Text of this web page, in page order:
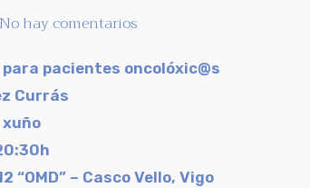
No hay comentarios
para pacientes oncolóxic@s
Currás
xuño
“OMD” – Casco Vello, Vigo